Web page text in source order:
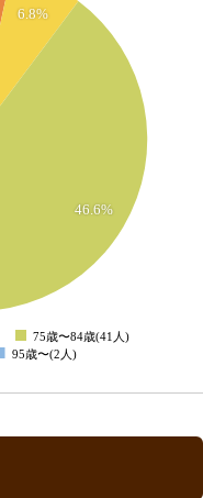
6.8%
46.6%
75歳〜84歳(41人)
95歳〜(2人)